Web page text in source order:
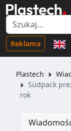
Reklama
Plastech
Südpack
rok